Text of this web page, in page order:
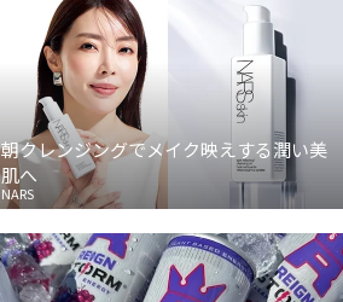
朝クレンジングでメイク映えする潤い美
肌へ
NARS